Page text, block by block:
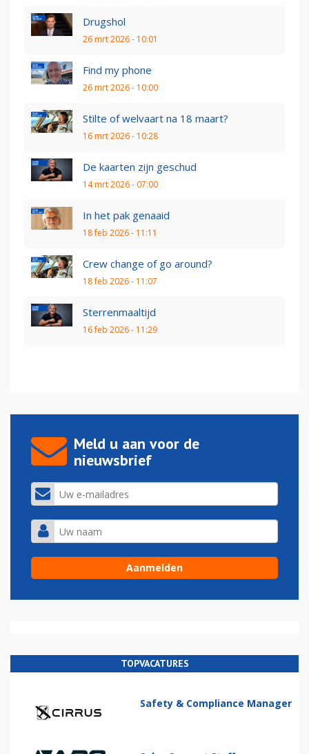
Drugshol
26 mrt 2026 - 10:01
Find my phone
26 mrt 2026 - 10:00
Stilte of welvaart na 18 maart?
16 mrt 2026 - 10:28
De kaarten zijn geschud
14 mrt 2026 - 07:00
In het pak genaaid
18 feb 2026 - 11:11
Crew change of go around?
18 feb 2026 - 11:07
Sterrenmaaltijd
16 feb 2026 - 11:29
Meld u aan voor de
nieuwsbrief
TOPVACATURES
Safety & Compliance Manager